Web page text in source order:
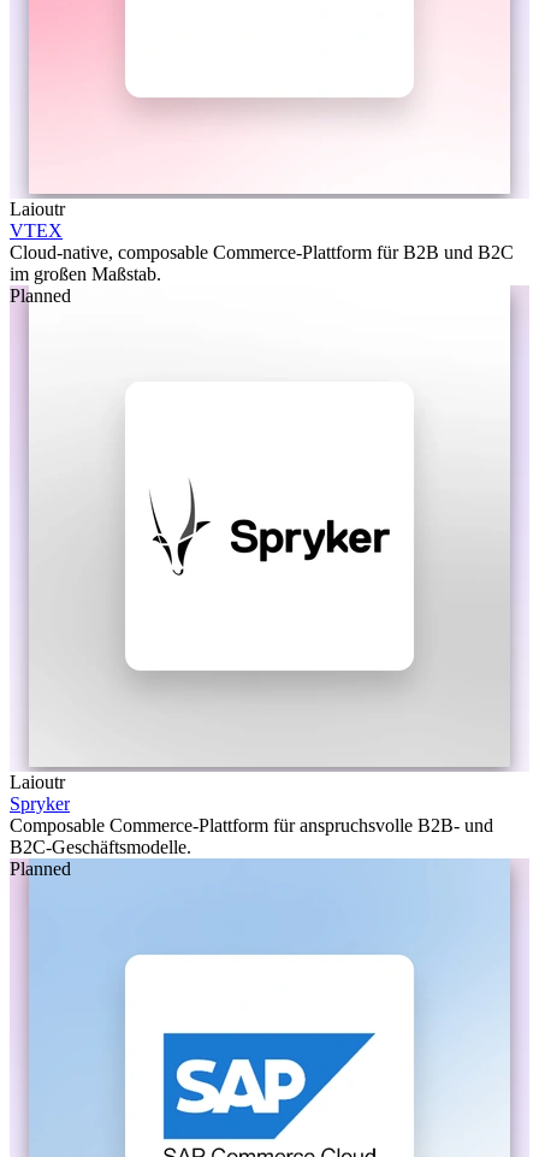
Laioutr
VTEX
Cloud-native, composable Commerce-Plattform für B2B und B2C
im großen Maßstab.
Planned
Laioutr
Spryker
Composable Commerce-Plattform für anspruchsvolle B2B- und
B2C-Geschäftsmodelle.
Planned